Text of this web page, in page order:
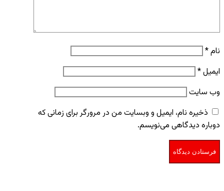
نام*
ایمیل*
وب‌ سایت
ذخیره نام، ایمیل و وبسایت من در مرورگر برای زمانی که
دوباره دیدگاهی می‌نویسم.